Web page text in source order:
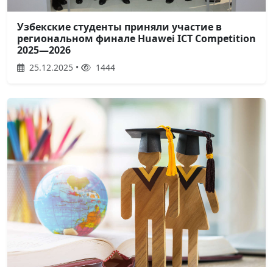
Узбекские студенты приняли участие в
региональном финале Huawei ICT Competition
2025—2026
25.12.2025 • 1444